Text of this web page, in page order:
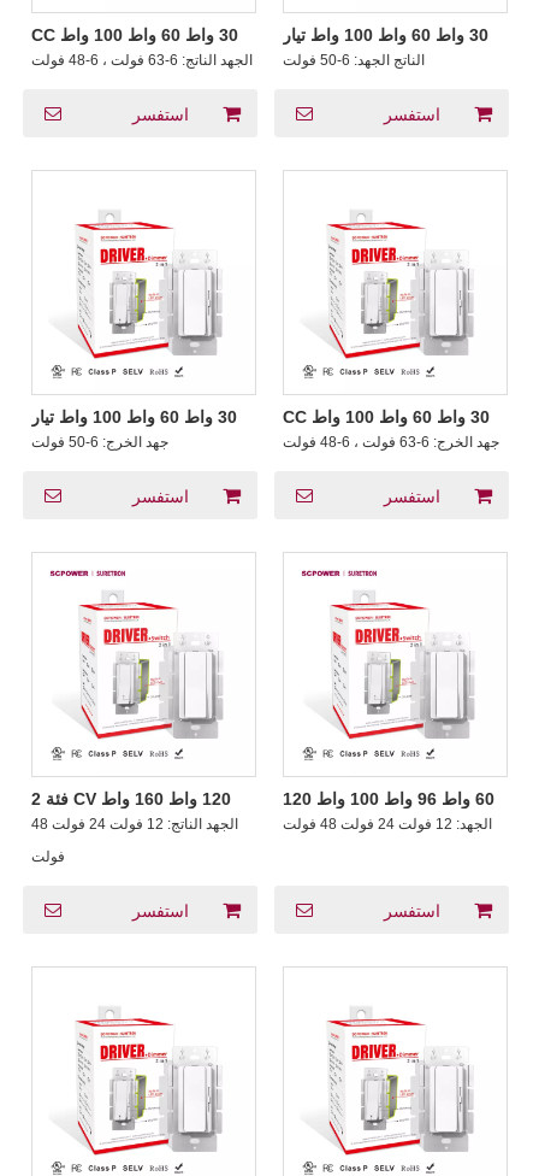
30 واط 60 واط 100 واط تيار
مستمر Class2 CCT سائق
تباهتة 2 في 1 سلكي 2 CH يعتم
الناتج الجهد: 6-50 فولت
استفسر
30 واط 60 واط 100 واط CC
CCT سائق + باهتة 2 في 1 من
درجة حرارة اللون القابلة للضبط
الجهد الناتج: 6-63 فولت ، 6-48 فولت
استفسر
30 واط 60 واط 100 واط CC
لإخراج 6 فولت إلى 63 فولت
جهد الخرج: 6-63 فولت ، 6-48 فولت
استفسر
30 واط 60 واط 100 واط تيار
مستمر فئة 2 يعتم سائق + باهتة
2 في 1 من 300 مللي أمبير إلى
جهد الخرج: 6-50 فولت
استفسر
60 واط 96 واط 100 واط 120
واط 160 واط سائق الجهد
المستمر غير عكس الضوء +
الجهد: 12 فولت 24 فولت 48 فولت
استفسر
120 واط 160 واط CV فئة 2
سائق + مفتاح 2 في 1 مع 3
اتجاهات PFC لإضاءة LED
الجهد الناتج:
12 فولت 24 فولت 48
فولت
استفسر